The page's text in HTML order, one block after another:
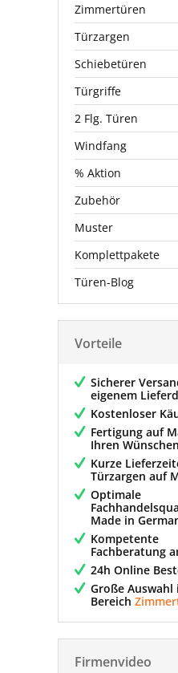
Zimmertüren
Türzargen
Schiebetüren
Türgriffe
2 Flg. Türen
Windfang
% Aktion
Zubehör
Muster
Komplettpakete
Türen-Blog
Vorteile
Sicherer
eigenem
Kostenloser
Fertigung auf
Ihren Wünschen
Kurze
Türzargen auf
Optimale
Made in
Kompetente
Fachberatung
24h Online
Große Auswahl
Bereich
Firmenvideo